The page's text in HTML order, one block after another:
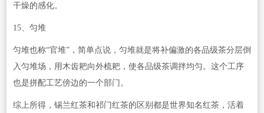
干燥的感化。
15、匀堆
匀堆也称“官堆”，简单点说，匀堆就是将补偏激的各品级茶分层倒
入匀堆场，用木齿耙向外梳耙，使各品级茶调拌均匀。这个工序
也是拼配工艺傍边的一个部门。
综上所得，锡兰红茶和祁门红茶的区别都是世界知名红茶，活着